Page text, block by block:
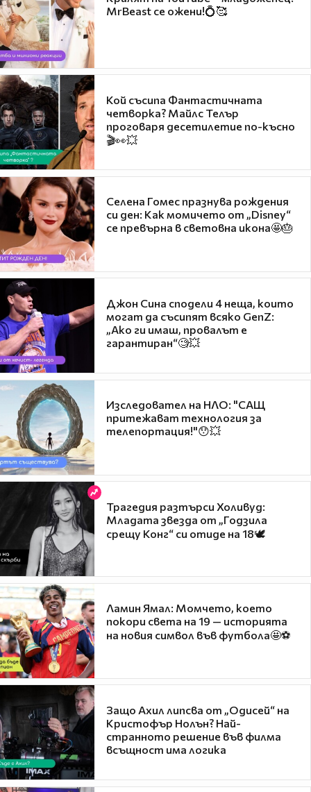
MrBeast се ожени!💍🥰
Кой съсипа Фантастичната
четворка? Майлс Телър
проговаря десетилетие по-късно
🎬👀💥
Селена Гомес празнува рождения
си ден: Как момичето от „Disney“
се превърна в световна икона🤩🎂
Джон Сина сподели 4 неща, които
могат да съсипят всяко GenZ:
„Ако ги имаш, провалът е
гарантиран“🧐💥
Изследовател на НЛО: "САЩ
притежават технология за
телепортация!"😯💥
Трагедия разтърси Холивуд:
Младата звезда от „Годзила
срещу Конг“ си отиде на 18🕊️
Ламин Ямал: Момчето, което
покори света на 19 — историята
на новия символ във футбола🤩⚽
Защо Ахил липсва от „Одисей“ на
Кристофър Нолън? Най-
странното решение във филма
всъщност има логика